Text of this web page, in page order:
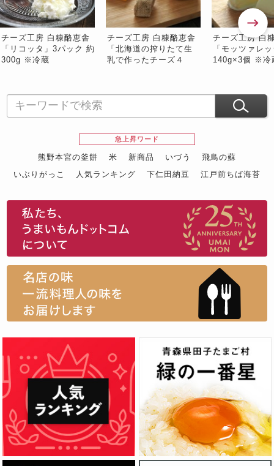
チーズ工房 白糠酪恵舎
「リコッタ」3パック 約
300g ※冷蔵
チーズ工房 白糠酪恵舎
「北海道の搾りたて生
乳で作ったチーズ４
チーズ工房 白
「モッツァレ
140g×3個 ※冷
急上昇ワード
熊野本宮の釜餅 米 新商品 いづう
飛鳥の蘇
いぶりがっこ
人気ランキング 下仁田納豆
江戸前ちば海苔